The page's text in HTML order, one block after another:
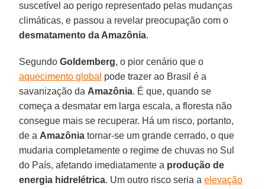
suscetível ao perigo representado pelas mudanças
climáticas, e passou a revelar preocupação com o
desmatamento da Amazônia.
SegundoGoldemberg, o pior cenário que o
aquecimento global pode trazer ao Brasil é a
savanização da Amazônia. É que, quando se
começa a desmatar em larga escala, a floresta não
consegue mais se recuperar. Há um risco, portanto,
de a Amazônia tornar-se um grande cerrado, o que
mudaria completamente o regime de chuvas no Sul
do País, afetando imediatamente a produção de
energia hidrelétrica. Um outro risco seria aelevação